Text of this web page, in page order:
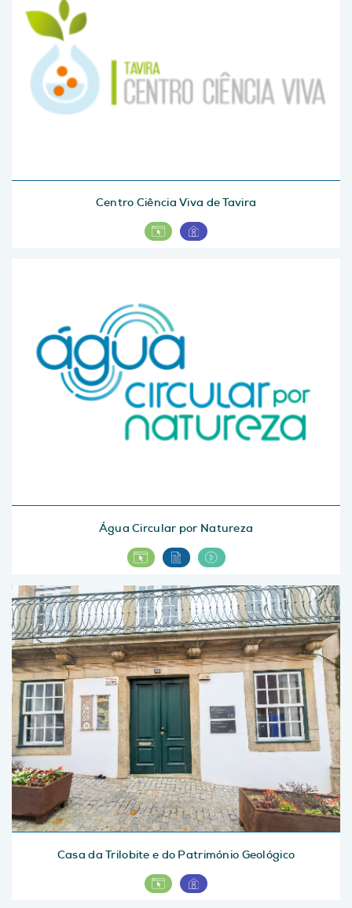
Centro Ciência Viva de Tavira
Água Circular por Natureza
Casa da Trilobite e do Património Geológico